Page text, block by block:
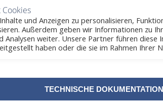
TECHNISCHE DOKUMENTATION
und Anzeigen zu personalisieren,
Außerdem geben wir Informationen zu
Analysen weiter. Unsere Partner führen
haben oder die sie im Rahmen Ihrer